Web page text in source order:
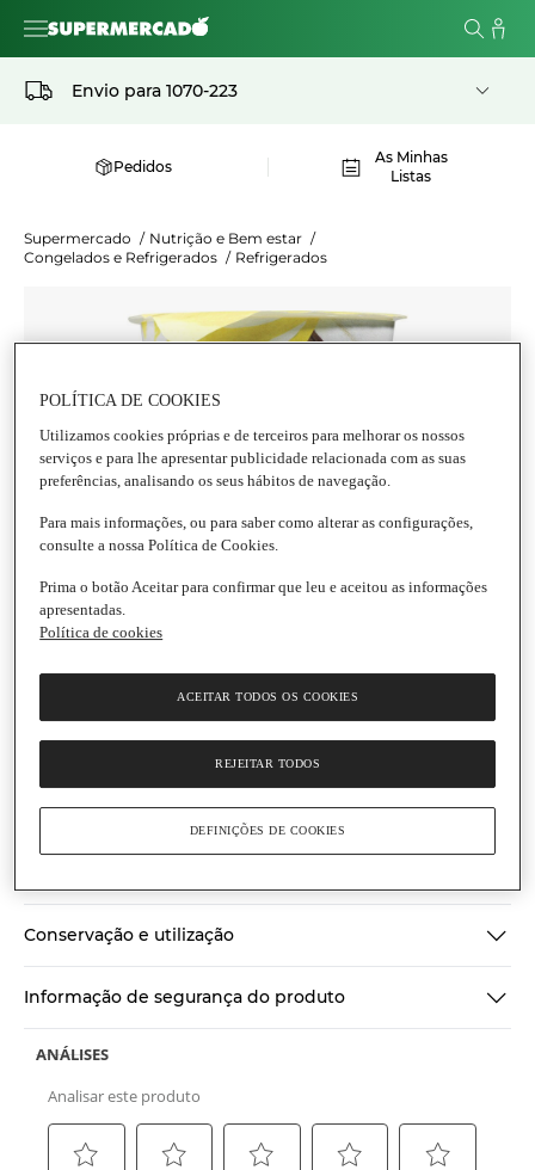
Envio para 1070-223
Pedidos
As Minhas
Listas
Supermercado / Nutrição e Bem estar /
Congelados e Refrigerados / Refrigerados
Harvest Moon
Iogurte de Coco e Limão Biológico
Produto biológico
Produto refrigerado
valor
de
Link
a
mesma
página.
Escrever uma opinião
Ingredientes
Conservação e utilização
Informação de segurança do produto
POLÍTICA DE COOKIES
Utilizamos cookies próprias e de terceiros para melhorar os nossos
serviços e para lhe apresentar publicidade relacionada com as suas
preferências, analisando os seus hábitos de navegação.
Para mais informações, ou para saber como alterar as configurações,
consulte a nossa Política de Cookies.
Prima o botão Aceitar para confirmar que leu e aceitou as informações
apresentadas.
Política de cookies
REJEITAR TODOS
ACEITAR TODOS OS COOKIES
DEFINIÇÕES DE COOKIES